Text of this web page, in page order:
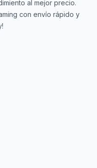
al mejor precio.
con envío rápido y